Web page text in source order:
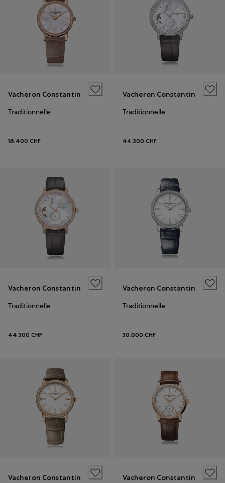
Vacheron Constantin
Traditionnelle
18.400 CHF
Vacheron Constantin
Traditionnelle
44.300 CHF
Vacheron Constantin
Traditionnelle
44.300 CHF
Vacheron Constantin
Traditionnelle
30.000 CHF
Vacheron Constantin
Vacheron Constantin